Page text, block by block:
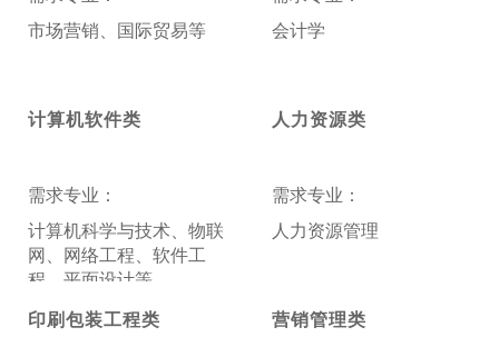
市场营销、国际贸易等
2、其他
会计学
2、其他
计算机软件类
需求专业：
计算机科学与技术、物联
网、网络工程、软件工
程、平面设计等
人力资源类
需求专业：
人力资源管理
印刷包装工程类 营销管理类